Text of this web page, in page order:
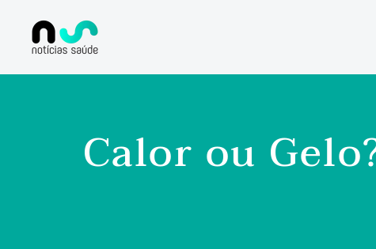
Calor ou